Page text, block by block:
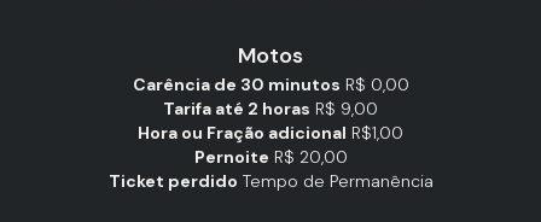
Motos
Carência de 30 minutos R$ 0,00
Tarifa até 2 horas R$ 9,00
Hora ou Fração adicional R$1,00
Pernoite R$ 20,00
Ticket perdido Tempo de Permanência